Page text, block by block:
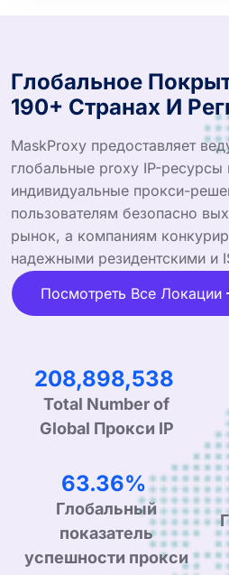
Глобальное
190+ Странах И
MaskProxy предоставляет
глобальные proxy IP-ресурсы
индивидуальные прокси-
пользователям безопасно
рынок, а компаниям
надежными резидентскими и
Посмотреть Все Локации
320,115,974
Total Number of
Global Прокси IP
99.90%
Глобальный
показатель
успешности прокси